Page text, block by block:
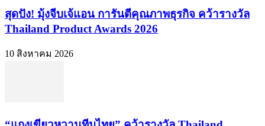
สุดปัง! มุ้งจีบเจ้แอน การันตีคุณภาพธุรกิจ คว้ารางวัล
Thailand Product Awards 2026
10 สิงหาคม 2026